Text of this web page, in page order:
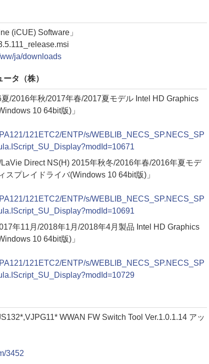
(iCUE) Software」
ja/downloads
タ（株）
夏/2016年秋/2017年春/2017夏モデル Intel HD Graphics
10 64bit版)」
121ETC2/ENTP/s/WEBLIB_NECS_SP.NECS_SP
LaVie Direct NS(H) 2015年秋冬/2016年春/2016年夏モデ
スプレイドライバ(Windows 10 64bit版)」
121ETC2/ENTP/s/WEBLIB_NECS_SP.NECS_SP
年11月/2018年1月/2018年4月製品 Intel HD Graphics
10 64bit版)」
121ETC2/ENTP/s/WEBLIB_NECS_SP.NECS_SP
WWAN FW Switch Tool Ver.1.0.1.14 アッ
3452